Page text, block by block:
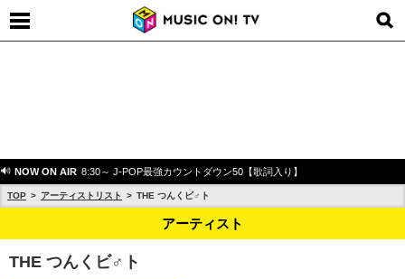
NOW ON AIR 8:30～ J-POP最強カウントダウン50【歌詞入り】
TOP アーティストリスト THE つんくビ♂ト
アーティスト
THE つんくビ♂ト